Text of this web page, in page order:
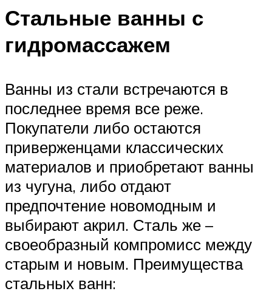
Стальные ванны с
гидромассажем
Ванны из стали встречаются в
последнее время все реже.
Покупатели либо остаются
приверженцами классических
материалов и приобретают ванны
из чугуна, либо отдают
предпочтение новомодным и
выбирают акрил. Сталь же –
своеобразный компромисс между
старым и новым. Преимущества
стальных ванн: